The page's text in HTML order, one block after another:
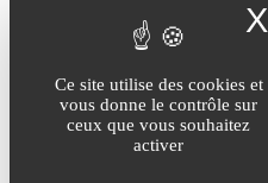
Ce site utilise des cookies et
vous donne le contrôle sur
ceux que vous souhaitez
activer
X